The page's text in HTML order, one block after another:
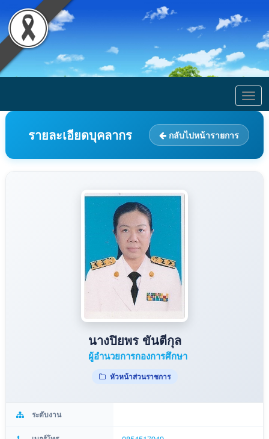
รายละเอียดบุคลากร กลับไปหน้ารายการ
นางปิยพร ขันตีกุล
ผู้อำนวยการกองการศึกษา
หัวหน้าส่วนราชการ
ระดับงาน